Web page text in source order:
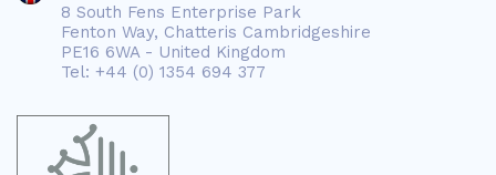
8 South Fens Enterprise Park
Fenton Way, Chatteris Cambridgeshire
PE16 6WA - United Kingdom
Tel: +44 (0) 1354 694 377